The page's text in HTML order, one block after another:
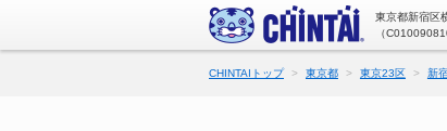
東京都新宿区
（
CHINTAIトップ 東京都 東京23区 新